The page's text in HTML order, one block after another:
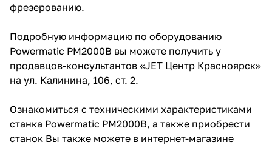
фрезерованию.
Подробную информацию по оборудованию
Powermatic PM2000B вы можете получить у
продавцов-консультантов «JET Центр Красноярск»
на ул. Калинина, 106, ст. 2.
Ознакомиться с техническими характеристиками
станка Powermatic PM2000B, а также приобрести
станок Вы также можете в интернет-магазине
Оставшиеся
по25 %каждые 2 недели
об оплате Плайтом